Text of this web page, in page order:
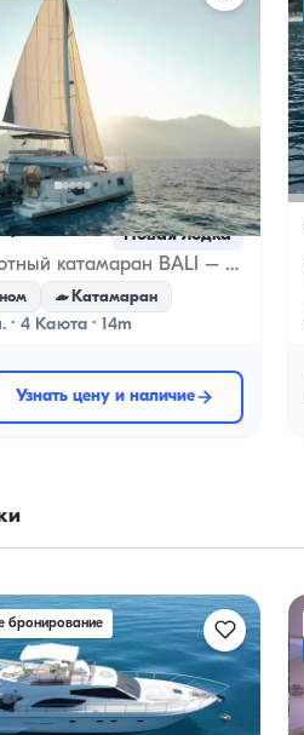
Новая лодка
Четырёхкаютный катамаран BALI – отдых премиум-класса
Катамаран
· 4 Каюта · 14m
Узнать цену и наличие
бронирование